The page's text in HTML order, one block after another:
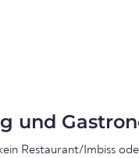
und
Restaurant/Imbiss